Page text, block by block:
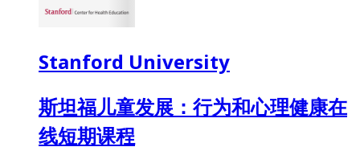
Stanford University
斯坦福儿童发展：行为和心理健康在
线短期课程